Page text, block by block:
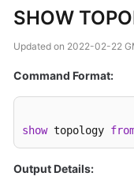
Product
Service
Billing
SHOW
Updated on 2022-02-22
Command Format:
show topology
Output Details: